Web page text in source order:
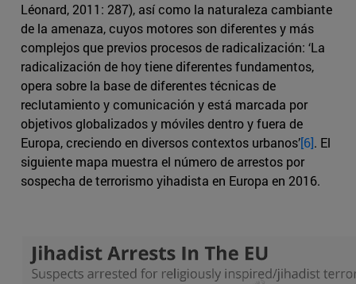
Léonard, 2011: 287), así como la naturaleza cambiante
de la amenaza, cuyos motores son diferentes y más
complejos que previos procesos de radicalización: ‘La
radicalización de hoy tiene diferentes fundamentos,
opera sobre la base de diferentes técnicas de
reclutamiento y comunicación y está marcada por
objetivos globalizados y móviles dentro y fuera de
Europa, creciendo en diversos contextos urbanos’[6]. El
siguiente mapa muestra el número de arrestos por
sospecha de terrorismo yihadista en Europa en 2016.